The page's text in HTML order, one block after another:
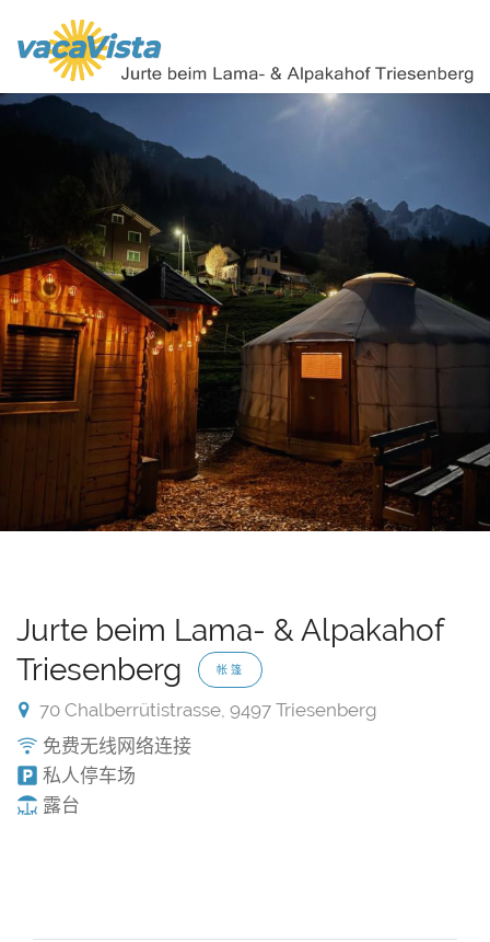
Jurte beim Lama- & Alpakahof
Triesenberg
帐篷
70 Chalberrütistrasse, 9497 Triesenberg
免费无线网络连接
私人停车场
露台